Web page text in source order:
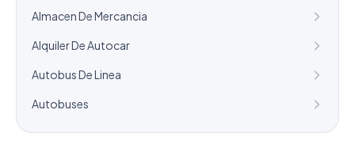
Almacen De Mercancia
Alquiler De Autocar
Autobus De Linea
Autobuses